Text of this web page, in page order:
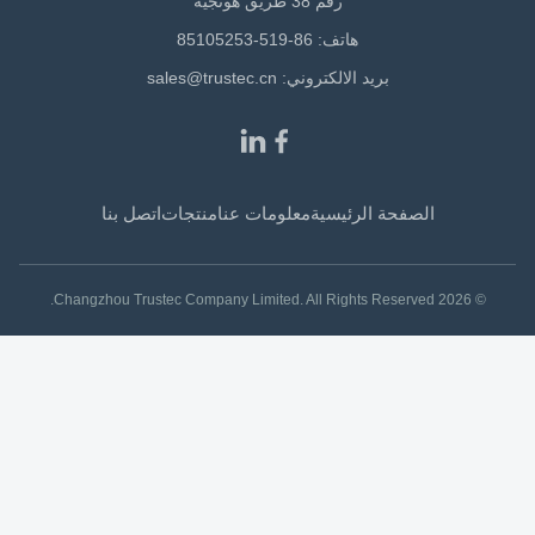
هاتف: 86-519-85105253
بريد الالكتروني: sales@trustec.cn
الصفحة الرئيسيةمعلومات عنامنتجاتاتصل بنا